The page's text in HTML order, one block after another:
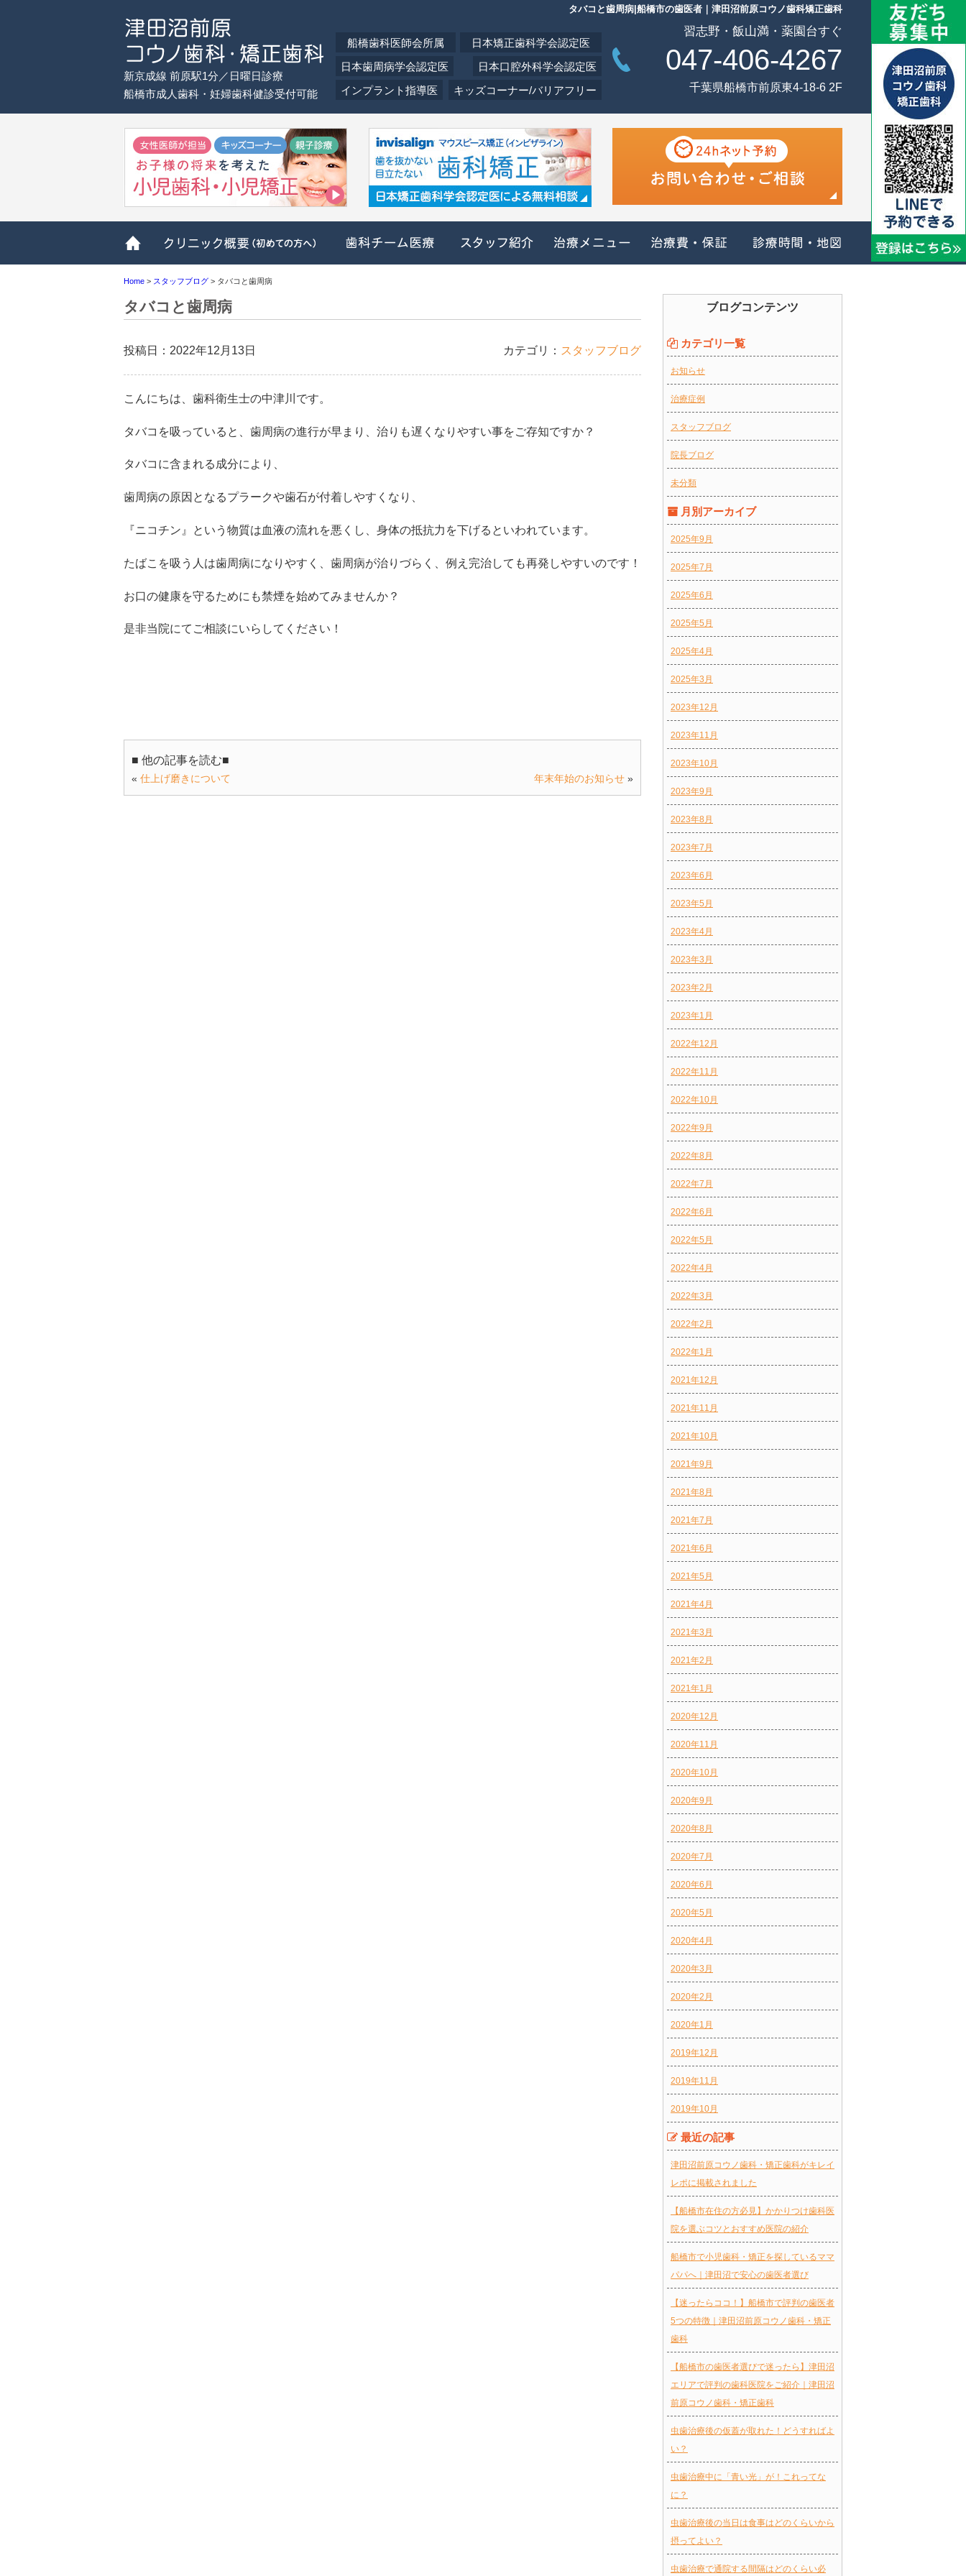
タバコと歯周病|船橋市の歯医者｜津田沼前原コウノ歯科矯正歯科
新京成線 前原駅1分／日曜日診療
船橋市成人歯科・妊婦歯科健診受付可能
船橋歯科医師会所属
日本矯正歯科学会認定医
日本歯周病学会認定医
日本口腔外科学会認定医
インプラント指導医
キッズコーナー/バリアフリー
習志野・飯山満・薬園台すぐ
047-406-4267
千葉県船橋市前原東4-18-6 2F
ホーム クリニック概要(初めての方へ)歯科チーム医療 スタッフ紹介 治療メニュー 治療費・保証 診療時間・地図
Home > スタッフブログ > タバコと歯周病
タバコと歯周病
投稿日：2022年12月13日 カテゴリ： スタッフブログ
こんにちは、歯科衛生士の中津川です。
タバコを吸っていると、歯周病の進行が早まり、治りも遅くなりやすい事をご存知ですか？
タバコに含まれる成分により、
歯周病の原因となるプラークや歯石が付着しやすくなり、
『ニコチン』という物質は血液の流れを悪くし、身体の抵抗力を下げる といわれています。
たばこを吸う人は歯周病になりやすく、 歯周病が治りづらく、例え完治しても再発しやすいのです！
お口の健康を守るためにも禁煙を始めてみませんか？
是非当院にてご相談にいらしてください！
■ 他の記事を読む■
« 仕上げ磨きについて 年末年始のお知らせ »
ブログコンテンツ
カテゴリ一覧
お知らせ
治療症例
スタッフブログ
院長ブログ
未分類
月別アーカイブ
2025年9月
2025年7月
2025年6月
2025年5月
2025年4月
2025年3月
2023年12月
2023年11月
2023年10月
2023年9月
2023年8月
2023年7月
2023年6月
2023年5月
2023年4月
2023年3月
2023年2月
2023年1月
2022年12月
2022年11月
2022年10月
2022年9月
2022年8月
2022年7月
2022年6月
2022年5月
2022年4月
2022年3月
2022年2月
2022年1月
2021年12月
2021年11月
2021年10月
2021年9月
2021年8月
2021年7月
2021年6月
2021年5月
2021年4月
2021年3月
2021年2月
2021年1月
2020年12月
2020年11月
2020年10月
2020年9月
2020年8月
2020年7月
2020年6月
2020年5月
2020年4月
2020年3月
2020年2月
2020年1月
2019年12月
2019年11月
2019年10月
最近の記事
津田沼前原コウノ歯科・矯正歯科がキレイ
レポに掲載されました
【船橋市在住の方必見】かかりつけ歯科医
院を選ぶコツとおすすめ医院の紹介
船橋市で小児歯科・矯正を探しているママ
パパへ｜津田沼で安心の歯医者選び
【迷ったらココ！】船橋市で評判の歯医者
5つの特徴｜津田沼前原コウノ歯科・矯正
歯科
【船橋市の歯医者選びで迷ったら】津田沼
エリアで評判の歯科医院をご紹介｜津田沼
前原コウノ歯科・矯正歯科
虫歯治療後の仮蓋が取れた！どうすればよ
い？
虫歯治療中に「青い光」が！これってな
に？
虫歯治療後の当日は食事はどのくらいから
摂ってよい？
虫歯治療で通院する間隔はどのくらい必